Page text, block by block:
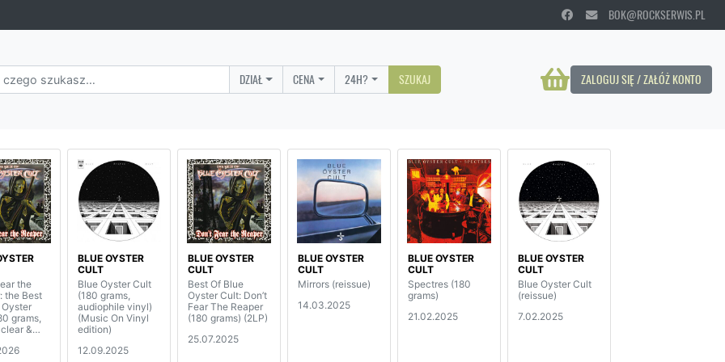
BOK@ROCKSERWIS.PL
ZALOGUJ SIĘ / ZAŁÓŻ KONTO
DZIAŁ CENA 24H? SZUKAJ
the
the Best
grams,
&
BLUE OYSTER
CULT
Blue Oyster Cult
(180 grams,
audiophile vinyl)
(Music On Vinyl
edition)
12.09.2025
BLUE OYSTER
CULT
Best Of Blue
Oyster Cult: Don’t
Fear The Reaper
(180 grams) (2LP)
25.07.2025
BLUE OYSTER
CULT
Mirrors (reissue)
14.03.2025
BLUE OYSTER
CULT
Spectres (180
grams)
21.02.2025
BLUE OYSTER
CULT
Blue Oyster Cult
(reissue)
7.02.2025